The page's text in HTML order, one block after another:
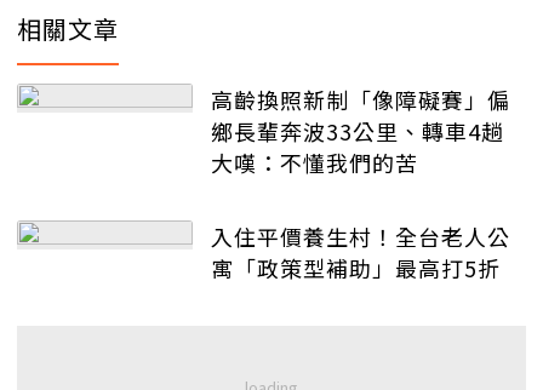
相關文章
高齡換照新制「像障礙賽」偏
鄉長輩奔波33公里、轉車4趟
大嘆：不懂我們的苦
入住平價養生村！全台老人公
寓「政策型補助」最高打5折